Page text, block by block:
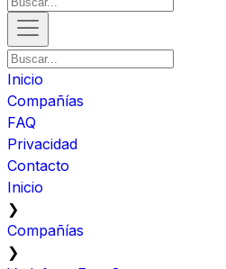
Inicio
Compañías
FAQ
Privacidad
Contacto
Inicio
❯
Compañías
❯